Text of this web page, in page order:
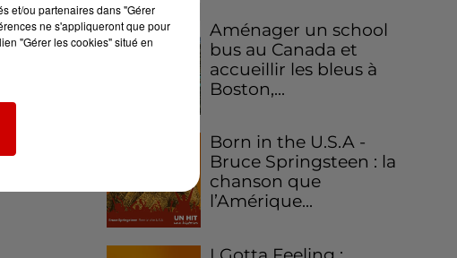
Aménager un school
bus au Canada et
accueillir les bleus à
Boston,...
Born in the U.S.A -
Bruce Springsteen : la
chanson que
l’Amérique...
et/ou partenaires dans "Gérer
ne s'appliqueront que pour
"Gérer les cookies" situé en